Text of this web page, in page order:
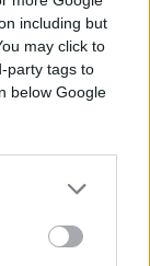
including but
may click to
party tags to
below Google
da su
Budući da
mural ne
tvorca.